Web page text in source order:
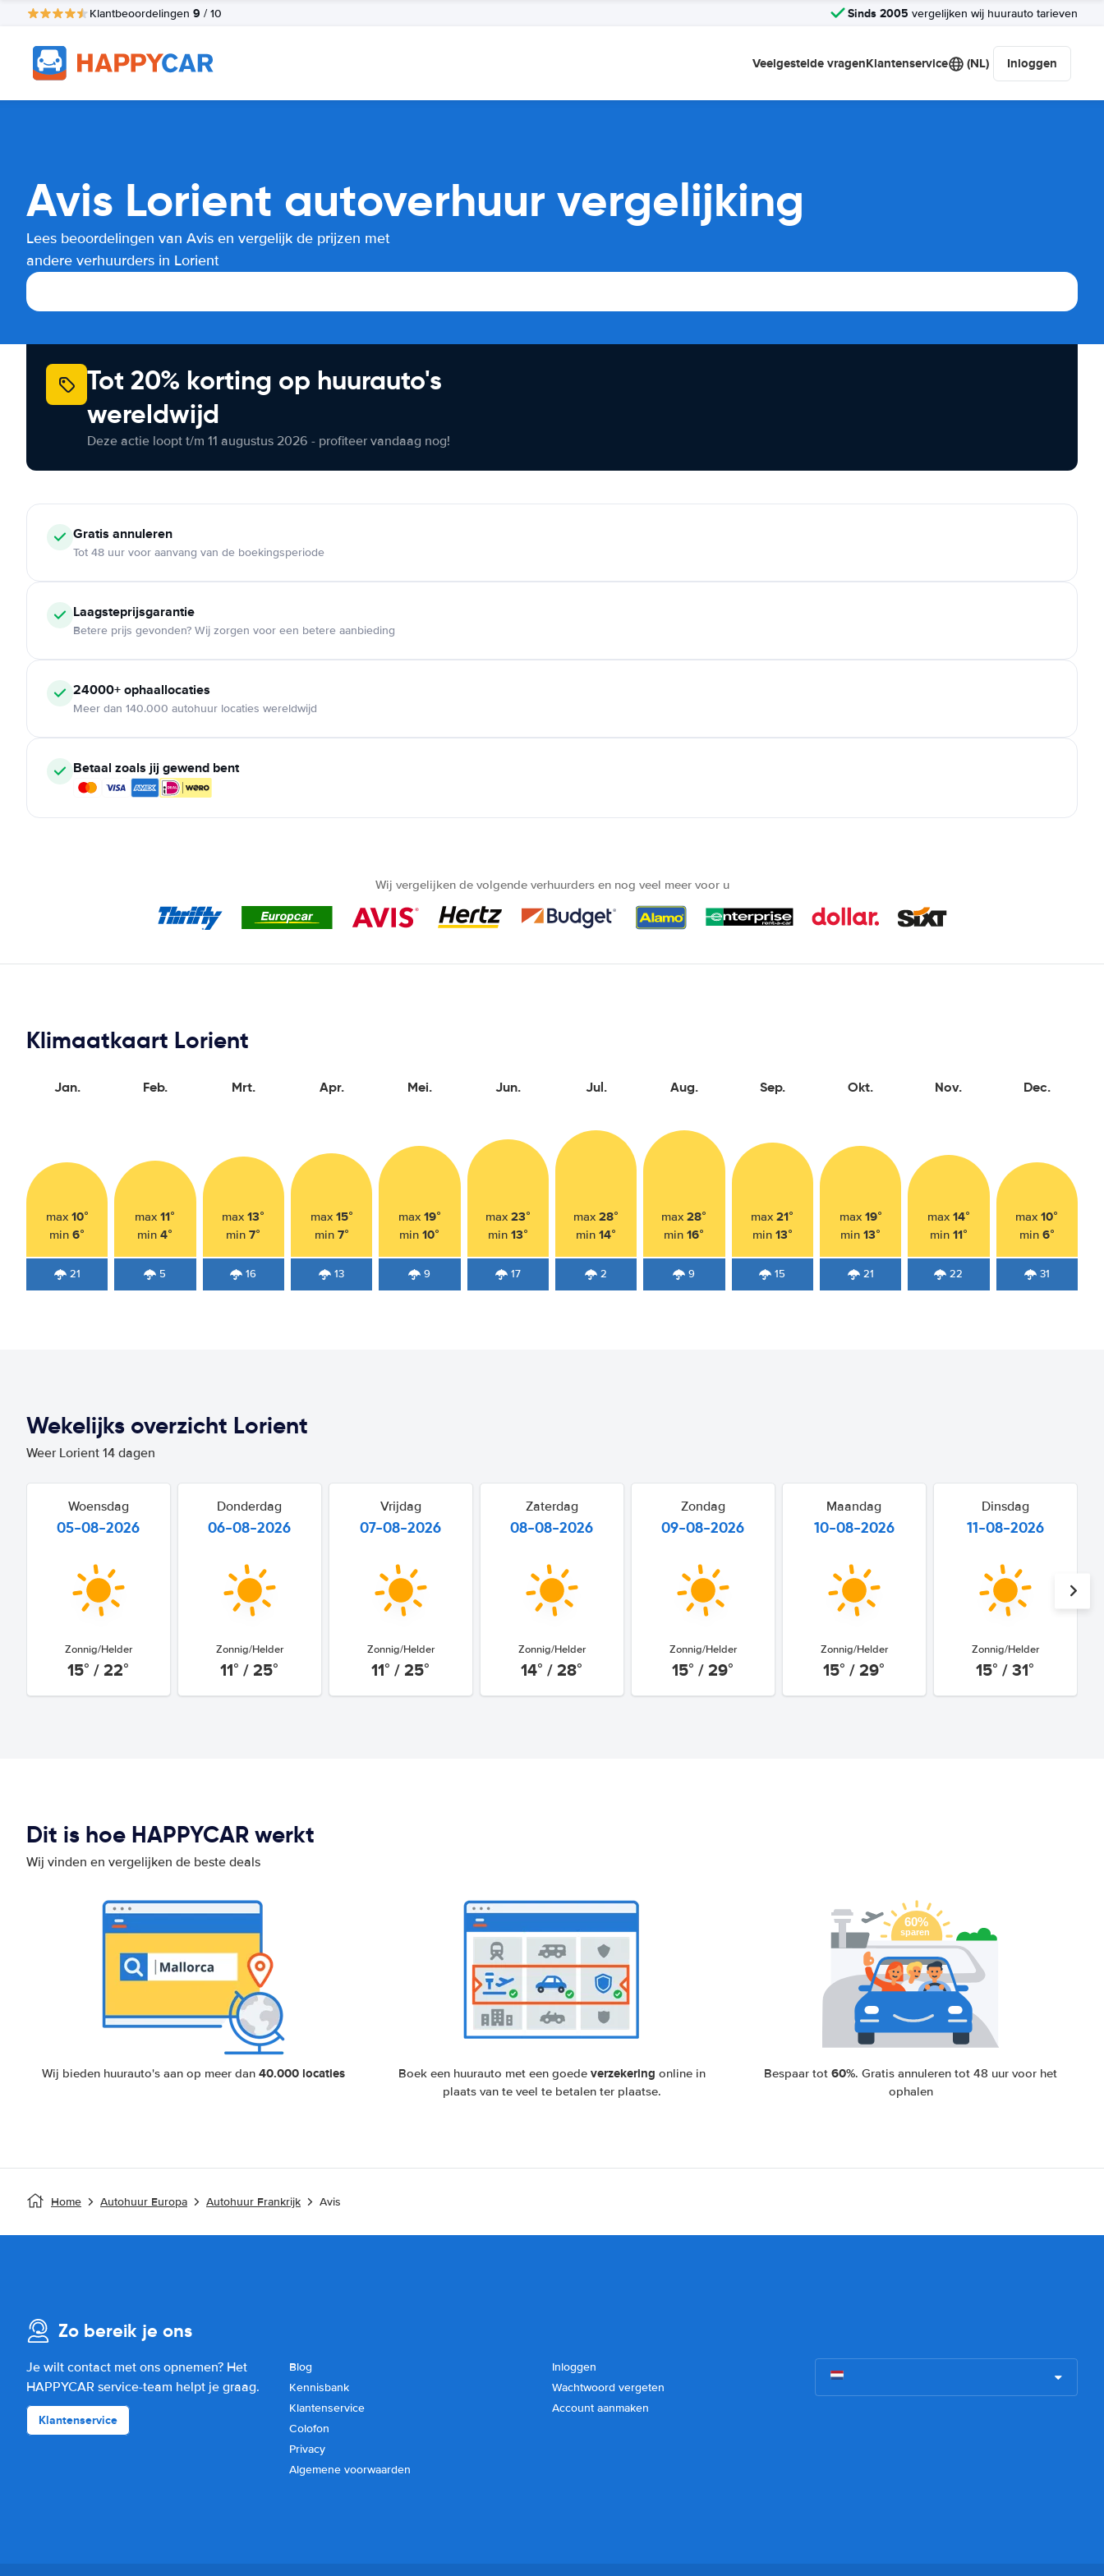
Klantbeoordelingen 9 / 10 Sinds 2005 vergelijken wij huurauto tarieven
Veelgestelde vragenKlantenservice (NL) Inloggen
Avis Lorient autoverhuur vergelijking
Lees beoordelingen van Avis en vergelijk de prijzen met
andere verhuurders in Lorient
Tot 20% korting op huurauto's
wereldwijd
Deze actie loopt t/m 11 augustus 2026 - profiteer vandaag nog!
Gratis annuleren
Tot 48 uur voor aanvang van de boekingsperiode
Laagsteprijsgarantie
Betere prijs gevonden? Wij zorgen voor een betere aanbieding
24000+ ophaallocaties
Meer dan 140.000 autohuur locaties wereldwijd
Betaal zoals jij gewend bent
Wij vergelijken de volgende verhuurders en nog veel meer voor u
Klimaatkaart Lorient
Jan.
max 10°
min6°
21
Feb.
max11°
min4°
5
Mrt.
max13°
min7°
16
Apr.
max 15°
min 7°
13
Mei.
max 19°
min10°
9
Jun.
max 23°
min 13°
17
Jul.
max28°
min14°
2
Aug.
max28°
min16°
9
Sep.
max21°
min 13°
15
Okt.
max 19°
min13°
21
Nov.
max 14°
min 11°
22
Dec.
max10°
min 6°
31
Wekelijks overzicht Lorient
Weer Lorient 14 dagen
Woensdag
05-08-2026
Zonnig/Helder
15° / 22°
Donderdag
06-08-2026
Zonnig/Helder
11° / 25°
Vrijdag
07-08-2026
Zonnig/Helder
11° / 25°
Zaterdag
08-08-2026
Zonnig/Helder
14° / 28°
Zondag
09-08-2026
Zonnig/Helder
15° / 29°
Maandag
10-08-2026
Zonnig/Helder
15° / 29°
Dinsdag
11-08-2026
Zonnig/Helder
15° / 31°
Dit is hoe HAPPYCAR werkt
Wij vinden en vergelijken de beste deals
Wij bieden huurauto's aan op meer dan 40.000 locaties Boek een huurauto met een goede verzekering online in
plaats van te veel te betalen ter plaatse.
Bespaar tot60%. Gratis annuleren tot 48 uur voor het
ophalen
Home Autohuur Europa Autohuur Frankrijk Avis
Zo bereik je ons
Je wilt contact met ons opnemen? Het
HAPPYCAR service-team helpt je graag.
Klantenservice
Blog
Kennisbank
Klantenservice
Colofon
Privacy
Algemene voorwaarden
Inloggen
Wachtwoord vergeten
Account aanmaken